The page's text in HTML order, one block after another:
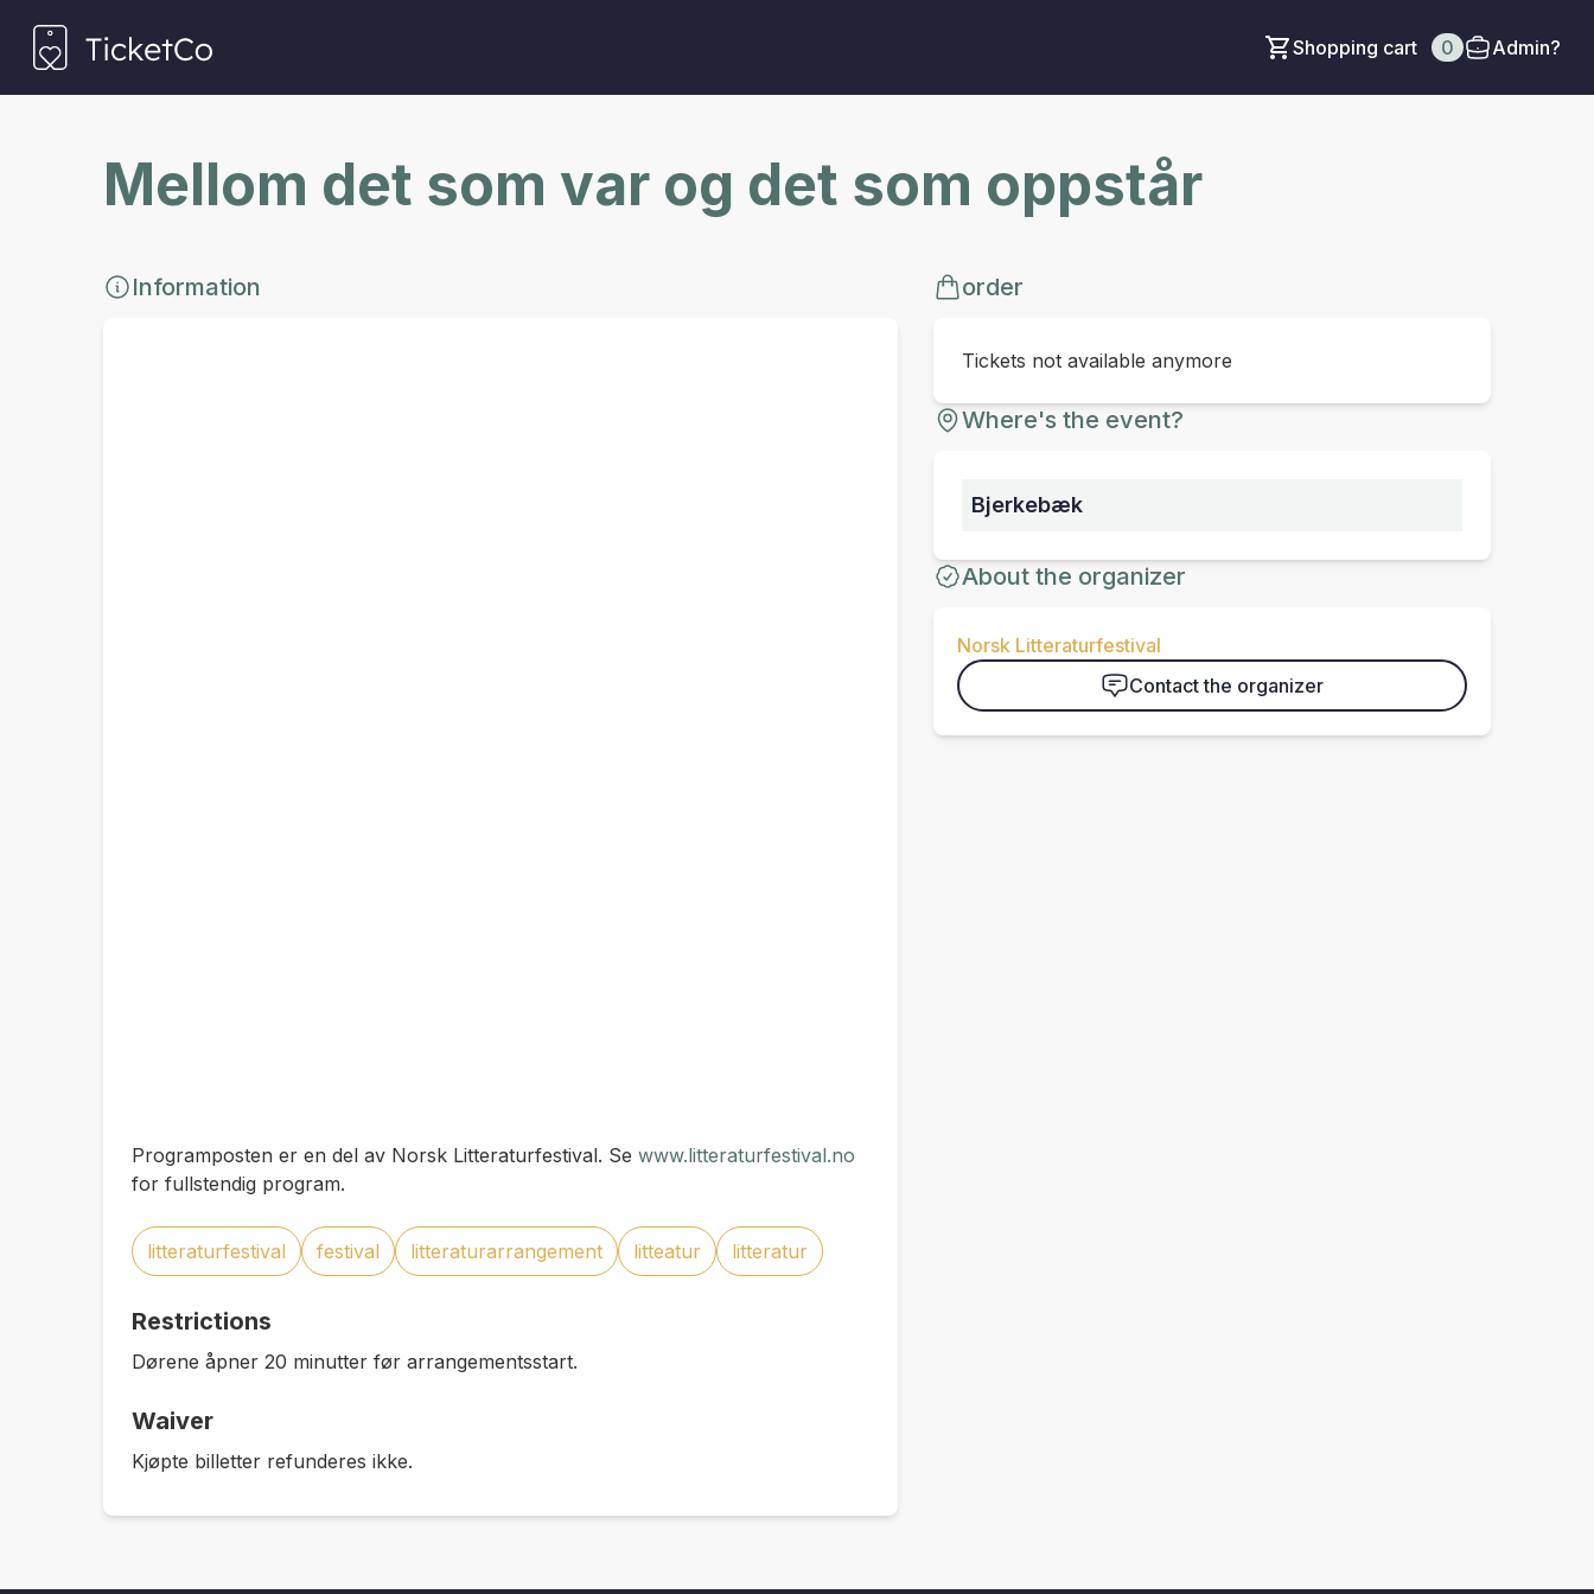
Shopping cart 0 Admin?
Mellom det som var og det som oppstår
Information
Programposten er en del av Norsk Litteraturfestival. Se www.litteraturfestival.no
for fullstendig program.
litteraturfestival festival litteraturarrangement litteatur litteratur
Restrictions
Dørene åpner 20 minutter før arrangementsstart.
Waiver
Kjøpte billetter refunderes ikke.
order
Tickets not available anymore
Where's the event?
Bjerkebæk
About the organizer
Norsk Litteraturfestival
Contact the organizer